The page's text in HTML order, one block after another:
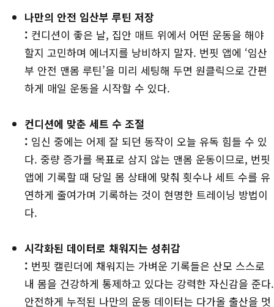
나만의 안전 임산부 루틴 저장
: 컨디션이 좋은 날, 집안 매트 위에서 어떤 운동을 해야
할지 고민하며 에너지를 낭비하지 말자. 번핏 앱에 ‘임산
부 안전 맨몸 루틴’을 미리 세팅해 두면 원클릭으로 간편
하게 매일 운동을 시작할 수 있다.
컨디션에 맞춘 세트 수 조절
: 임신 중에는 어제 잘 되던 동작이 오늘 유독 힘들 수 있
다. 중량 증가를 목표로 삼지 않는 맨몸 운동이므로, 번핏
앱에 기록할 때 당일 몸 상태에 맞춰 횟수나 세트 수를 유
연하게 줄여가며 기록하는 것이 현명한 트레이닝 방법이
다.
시각화된 데이터로 채워지는 성취감
: 번핏 캘린더에 채워지는 가벼운 기록들은 산모 스스로
내 몸을 건강하게 통제하고 있다는 강력한 자신감을 준다.
안전하게 누적된 나만의 운동 데이터는 다가올 출산을 멋